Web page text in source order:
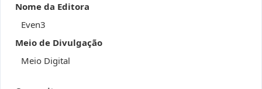
Nome da Editora
Even3
Meio de Divulgação
Meio Digital